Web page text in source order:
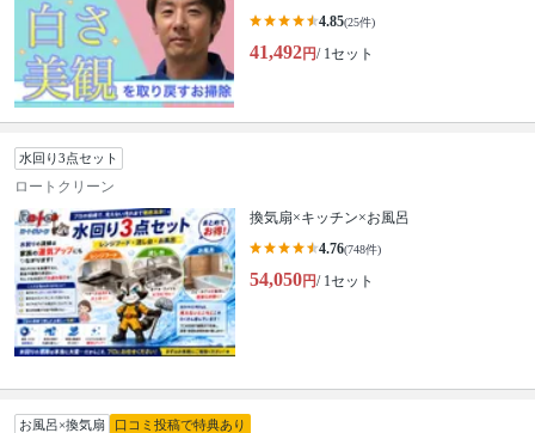
4.85(25件)
41,492円/ 1セット
水回り3点セット
ロートクリーン
換気扇×キッチン×お風呂
4.76(748件)
54,050円/ 1セット
お風呂×換気扇 口コミ投稿で特典あり